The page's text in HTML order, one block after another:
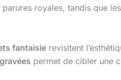
royales, tandis que les
fantaisie revisitent
permet de cibler une